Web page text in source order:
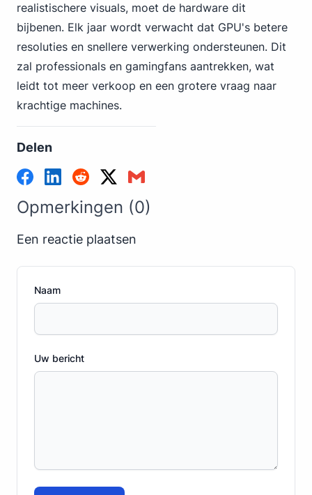
realistischere visuals, moet de hardware dit
bijbenen. Elk jaar wordt verwacht dat GPU's betere
resoluties en snellere verwerking ondersteunen. Dit
zal professionals en gamingfans aantrekken, wat
leidt tot meer verkoop en een grotere vraag naar
krachtige machines.
Delen
Opmerkingen (0)
Een reactie plaatsen
Naam
Uw bericht